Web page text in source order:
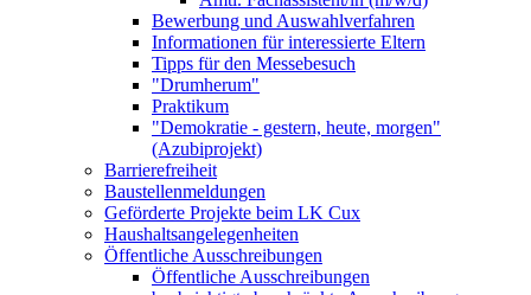
Bewerbung und Auswahlverfahren
Informationen für interessierte Eltern
Tipps für den Messebesuch
"Drumherum"
Praktikum
"Demokratie - gestern, heute, morgen"
(Azubiprojekt)
Barrierefreiheit
Baustellenmeldungen
Geförderte Projekte beim LK Cux
Haushaltsangelegenheiten
Öffentliche Ausschreibungen
Öffentliche Ausschreibungen